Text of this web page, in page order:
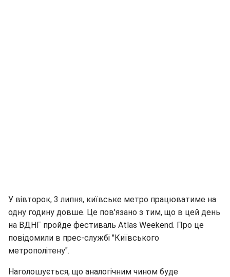
У вівторок, 3 липня, київське метро працюватиме на
одну годину довше. Це пов'язано з тим, що в цей день
на ВДНГ пройде фестиваль Atlas Weekend. Про це
повідомили в прес-службі "Київського
метрополітену".
Наголошується, що аналогічним чином буде